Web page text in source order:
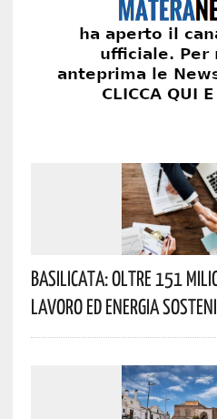
Basilicata: Oltre 151
Lavoro Ed Energia